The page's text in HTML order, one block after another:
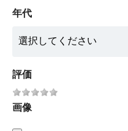
年代
評価
画像